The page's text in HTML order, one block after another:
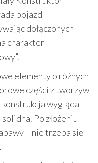
pojazd
dołączonych
charakter
elementy o różnych
części z tworzyw
konstrukcja wygląda
Po złożeniu
– nie trzeba się